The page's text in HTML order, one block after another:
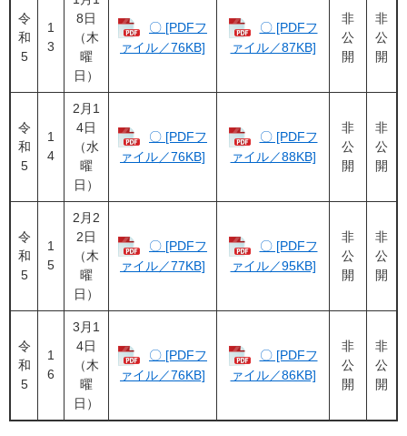
令
和
5
1
3
8日
（木
曜
日）
〇 [PDFフ
ァイル／76KB]
〇 [PDFフ
ァイル／87KB]
非
公
開
非
公
開
令
和
5
1
4
2月1
4日
（水
曜
日）
〇 [PDFフ
ァイル／76KB]
〇 [PDFフ
ァイル／88KB]
非
公
開
非
公
開
令
和
5
1
5
2月2
2日
（木
曜
日）
〇 [PDFフ
ァイル／77KB]
〇 [PDFフ
ァイル／95KB]
非
公
開
非
公
開
令
和
5
1
6
3月1
4日
（木
曜
日）
〇 [PDFフ
ァイル／76KB]
〇 [PDFフ
ァイル／86KB]
非
公
開
非
公
開